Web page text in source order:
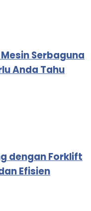
Serbaguna
Anda Tahu
dengan Forklift
Efisien